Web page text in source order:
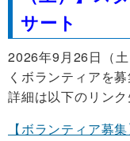
サート
2026年9月26日（
くボランティアを募
詳細は以下のリンク
【ボランティア募